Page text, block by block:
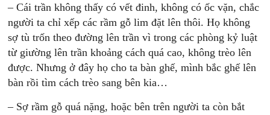
– Cái trần không thấy có vết đinh, không có ốc vặn, chắc
người ta chỉ xếp các rầm gỗ lim đặt lên thôi. Họ không
sợ tù trốn theo đường lên trần vì trong các phòng kỷ luật
từ giường lên trần khoảng cách quá cao, không trèo lên
được. Nhưng ở đây họ cho ta bàn ghế, mình bắc ghế lên
bàn rồi tìm cách trèo sang bên kia…
– Sợ rầm gỗ quá nặng, hoặc bên trên người ta còn bắt